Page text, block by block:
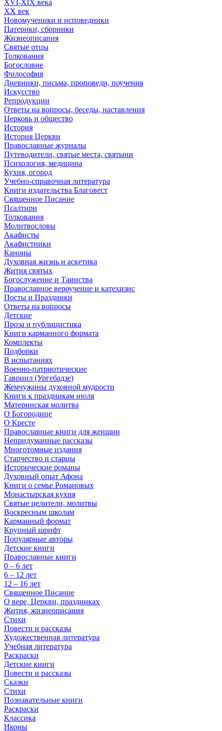
XVI-XIX века
XX век
Новомученики и исповедники
Патерики, сборники
Жизнеописания
Святые отцы
Толкования
Богословие
Философия
Дневники, письма, проповеди, поучения
Искусство
Репродукции
Ответы на вопросы, беседы, наставления
Церковь и общество
История
История Церкви
Православные журналы
Путеводители, святые места, святыни
Психология, медицина
Кухня, огород
Учебно-справочная литература
Книги издательства Благовест
Священное Писание
Псалтири
Толкования
Молитвословы
Акафисты
Акафистники
Каноны
Духовная жизнь и аскетика
Жития святых
Богослужение и Таинства
Православное вероучение и катехизис
Посты и Праздники
Ответы на вопросы
Детские
Проза и публицистика
Книги карманного формата
Комплекты
Подборки
В испытаниях
Военно-патриотические
Гавриил (Ургебадзе)
Жемчужины духовной мудрости
Книги к праздникам июля
Материнская молитва
О Богородице
О Кресте
Православные книги для женщин
Непридуманные рассказы
Многотомные издания
Старчество и старцы
Исторические романы
Духовный опыт Афона
Книги о семье Романовых
Монастырская кухня
Святые целители, молитвы
Воскресным школам
Карманный формат
Крупный шрифт
Популярные авторы
Детские книги
Православные книги
0 – 6 лет
6 – 12 лет
12 – 16 лет
Священное Писание
О вере, Церкви, праздниках
Жития, жизнеописания
Стихи
Повести и рассказы
Художественная литература
Учебная литература
Раскраски
Детские книги
Повести и рассказы
Сказки
Стихи
Познавательные книги
Раскраски
Классика
Иконы